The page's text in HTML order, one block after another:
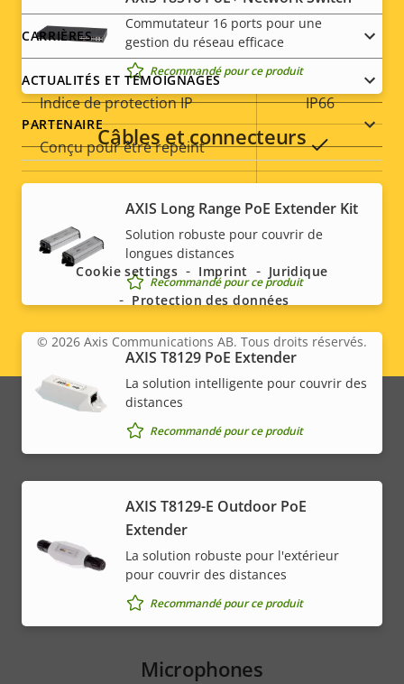
Indice de protection contre
le vandalisme
Indice de protection IP IP66
Conçu pour être repeint Oui
Commutateur 16 ports pour une
gestion du réseau efficace
Recommandé pour ce produit
Câbles et connecteurs
AXIS Long Range PoE Extender Kit
Solution robuste pour couvrir de
longues distances
Recommandé pour ce produit
AXIS T8129 PoE Extender
La solution intelligente pour couvrir des
distances
Recommandé pour ce produit
AXIS T8129-E Outdoor PoE
Extender
La solution robuste pour l'extérieur
pour couvrir des distances
Recommandé pour ce produit
Microphones
CARRIÈRES
ACTUALITÉS ET TÉMOIGNAGES
PARTENAIRE
Social
menu
Legal
menu
© 2026 Axis Communications AB. Tous droits réservés.
Cookie settings Imprint
Juridique
Protection des données